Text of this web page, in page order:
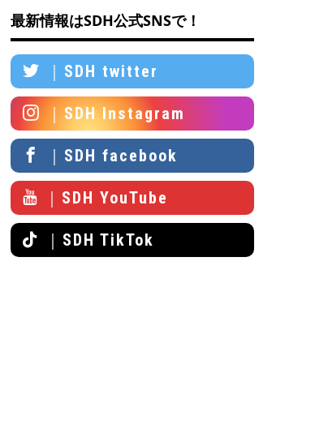
最新情報はSDH公式SNSで！
｜SDH twitter
｜SDH Instagram
｜SDH facebook
｜SDH YouTube
｜SDH TikTok